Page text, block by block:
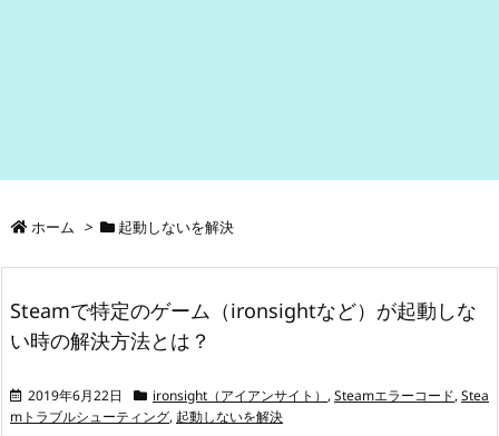
ホーム > 起動しないを解決
Steamで特定のゲーム（ironsightなど）が起動しな
い時の解決方法とは？
2019年6月22日 ironsight（アイアンサイト） ,Steamエラーコード,Stea
mトラブルシューティング, 起動しないを解決